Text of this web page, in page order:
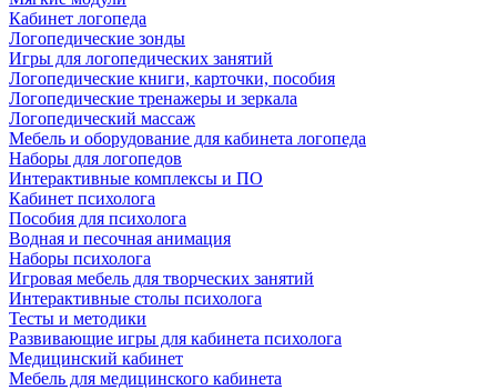
Кабинет логопеда
Логопедические зонды
Игры для логопедических занятий
Логопедические книги, карточки, пособия
Логопедические тренажеры и зеркала
Логопедический массаж
Мебель и оборудование для кабинета логопеда
Наборы для логопедов
Интерактивные комплексы и ПО
Кабинет психолога
Пособия для психолога
Водная и песочная анимация
Наборы психолога
Игровая мебель для творческих занятий
Интерактивные столы психолога
Тесты и методики
Развивающие игры для кабинета психолога
Медицинский кабинет
Мебель для медицинского кабинета